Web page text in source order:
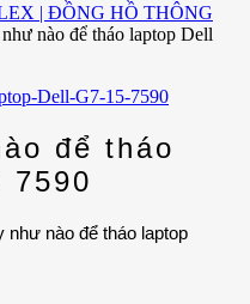
| ĐỒNG HỒ THÔNG
nào để tháo laptop Dell
để tháo
7590
như nào để tháo laptop